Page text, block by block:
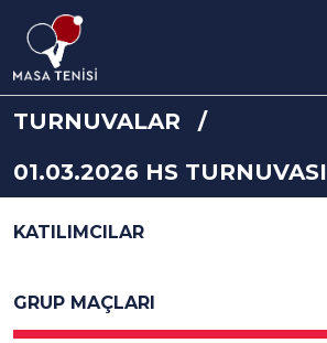
TURNUVALAR
01.03.2026 HS TURNUVASI
KATILIMCILAR
GRUP MAÇLARI